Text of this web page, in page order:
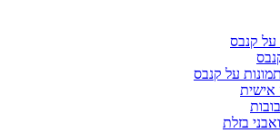
קנבס
על קנבס
אישית
בזלת